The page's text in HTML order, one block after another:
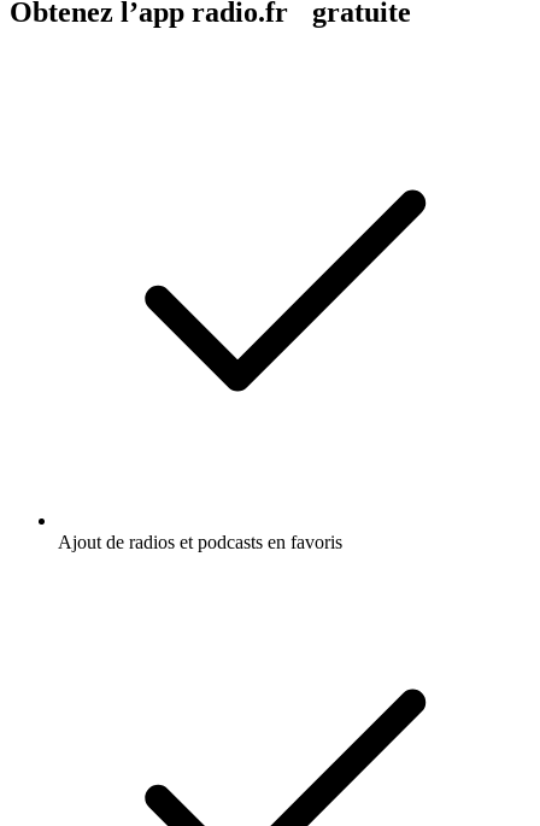
Obtenez l’app radio.fr gratuite
Ajout de radios et podcasts en favoris